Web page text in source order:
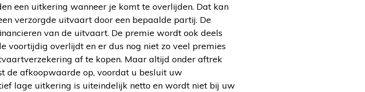
een uitkering wanneer je komt te overlijden. Dat kan
verzorgde uitvaart door een bepaalde partij. De
van de uitvaart. De premie wordt ook deels
voortijdig overlijdt en er dus nog niet zo veel premies
af te kopen. Maar altijd onder aftrek
de afkoopwaarde op, voordat u besluit uw
lage uitkering is uiteindelijk netto en wordt niet bij uw